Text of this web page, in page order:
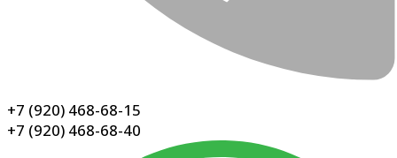
+7 (920) 468-68-15
+7 (920) 468-68-40